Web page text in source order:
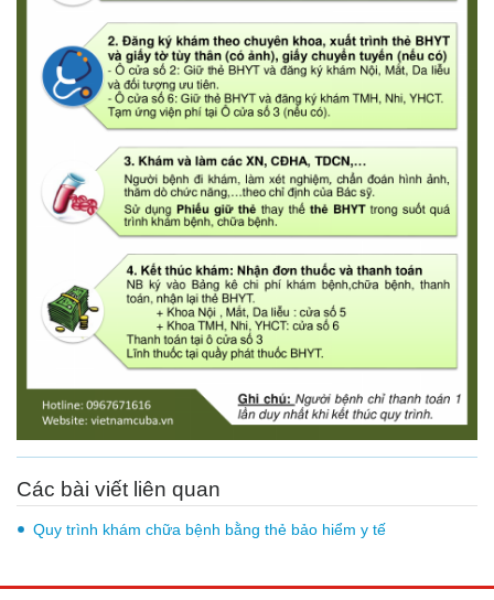
Các bài viết liên quan
Quy trình khám chữa bệnh bằng thẻ bảo hiểm y tế